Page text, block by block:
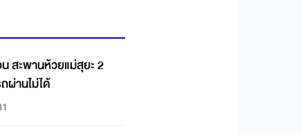
สะพานห้วยแม่สุยะ 2
ผ่านไม่ได้